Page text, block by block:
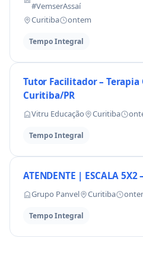
#VemserAssaí
Curitiba
ontem
Tempo Integral
Tutor Facilitador – Terapia
Curitiba/PR
Vitru Educação Curitiba
Tempo Integral
ATENDENTE | ESCALA 5X2
Grupo Panvel Curitiba
Tempo Integral